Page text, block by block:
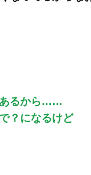
あるから……
？になるけど